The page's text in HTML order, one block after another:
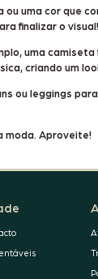
uma cor que
finalizar o visual!
uma
criando um
ou leggings
moda. Aproveite!